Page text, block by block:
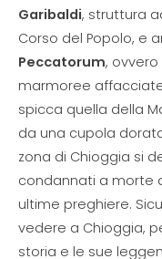
Garibaldi, struttura
Corso del Popolo, e
Peccatorum,
marmoree
spicca quella della
da una cupola
zona di Chioggia si
condannati a morte
ultime preghiere.
vedere a Chioggia,
storia e le sue